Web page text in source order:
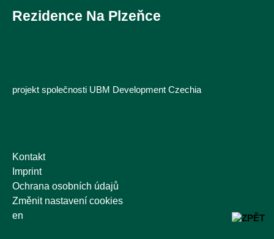
Rezidence Na Plzeňce
projekt společnosti UBM Development Czechia
Kontakt
Imprint
Ochrana osobních údajů
Změnit nastavení cookies
en